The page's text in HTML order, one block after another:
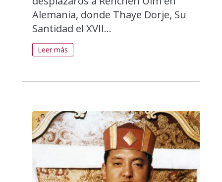
Alemania, donde Thaye Dorje, Su
Santidad el XVII...
Leer más